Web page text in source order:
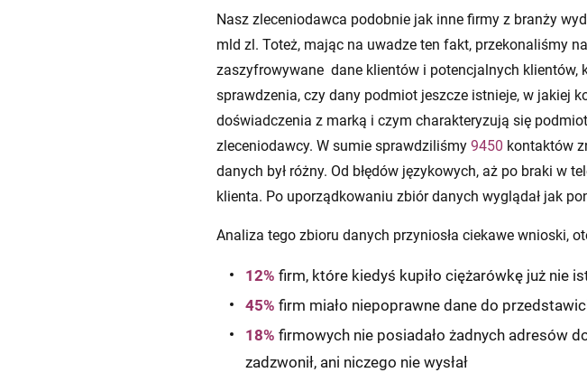
Nasz zleceniodawca podobnie jak inne firmy z branży
mld zl. Toteż, mając na uwadze ten fakt, przekonaliśmy
zaszyfrowywane dane klientów i potencjalnych klientów,
sprawdzenia, czy dany podmiot jeszcze istnieje, w jakiej
doświadczenia z marką i czym charakteryzują się
zleceniodawcy. W sumie sprawdziliśmy9450 kontaktów
danych był różny. Od błędów językowych, aż po braki
klienta. Po uporządkowaniu zbiór danych wyglądał jak
Analiza tego zbioru danych przyniosła ciekawe wnioski,
12% firm, które kiedyś kupiło ciężarówkę już nie
45% firm miało niepoprawne dane do
18% firmowych nie posiadało żadnych adresów
zadzwonił, ani niczego nie wysłał